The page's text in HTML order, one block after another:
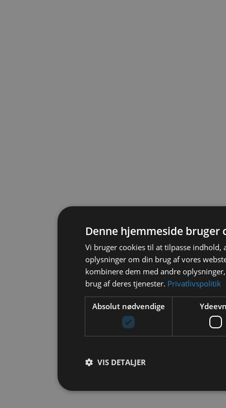
Denne hjemmeside bruger
Vi bruger cookies til at tilpasse indhold,
oplysninger om din brug af vores
kombinere dem med andre
brug af deres tjenester. Privatlivspolitik
Absolut nødvendige
VIS DETALJER